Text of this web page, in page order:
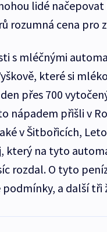
lidé
rozumná cena pro
s mléčnými
které si
přes 700
nápadem přišli v
v Šitbořicích,
který na tyto
rozdal. O tyto
a další tři